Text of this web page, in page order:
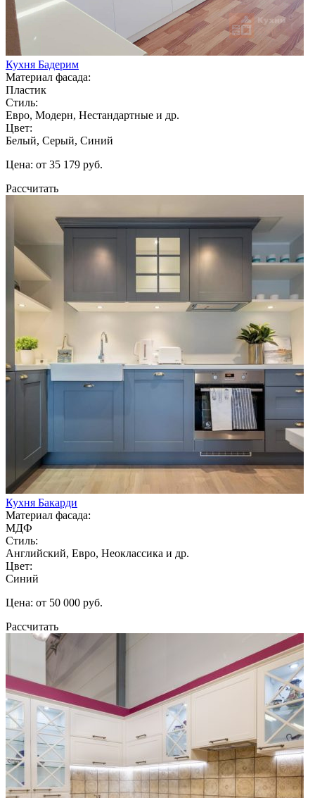
Кухня Бадерим
Материал фасада:
Пластик
Стиль:
Евро, Модерн, Нестандартные и др.
Цвет:
Белый, Серый, Синий
Цена: от 35 179 руб.
Рассчитать
Кухня Бакарди
Материал фасада:
МДФ
Стиль:
Английский, Евро, Неоклассика и др.
Цвет:
Синий
Цена: от 50 000 руб.
Рассчитать